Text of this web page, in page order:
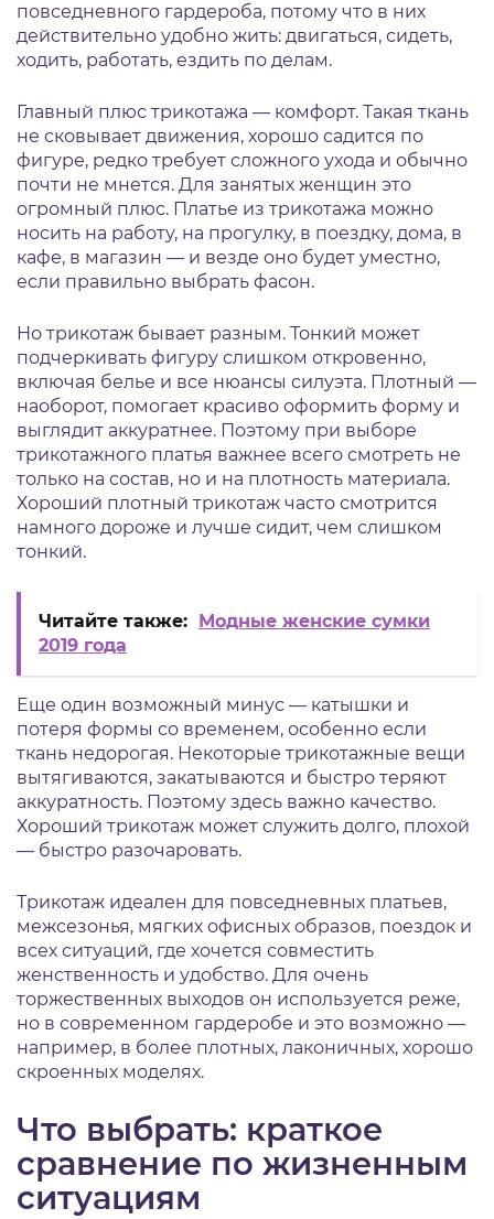
повседневного гардероба, потому что в них
действительно удобно жить: двигаться, сидеть,
ходить, работать, ездить по делам.
Главный плюс трикотажа — комфорт. Такая ткань
не сковывает движения, хорошо садится по
фигуре, редко требует сложного ухода и обычно
почти не мнется. Для занятых женщин это
огромный плюс. Платье из трикотажа можно
носить на работу, на прогулку, в поездку, дома, в
кафе, в магазин — и везде оно будет уместно,
если правильно выбрать фасон.
Но трикотаж бывает разным. Тонкий может
подчеркивать фигуру слишком откровенно,
включая белье и все нюансы силуэта. Плотный —
наоборот, помогает красиво оформить форму и
выглядит аккуратнее. Поэтому при выборе
трикотажного платья важнее всего смотреть не
только на состав, но и на плотность материала.
Хороший плотный трикотаж часто смотрится
намного дороже и лучше сидит, чем слишком
тонкий.
Читайте также:
Модные женские сумки
2019 года
Еще один возможный минус — катышки и
потеря формы со временем, особенно если
ткань недорогая. Некоторые трикотажные вещи
вытягиваются, закатываются и быстро теряют
аккуратность. Поэтому здесь важно качество.
Хороший трикотаж может служить долго, плохой
— быстро разочаровать.
Трикотаж идеален для повседневных платьев,
межсезонья, мягких офисных образов, поездок и
всех ситуаций, где хочется совместить
женственность и удобство. Для очень
торжественных выходов он используется реже,
но в современном гардеробе и это возможно —
например, в более плотных, лаконичных, хорошо
скроенных моделях.
Что выбрать: краткое
сравнение по жизненным
ситуациям